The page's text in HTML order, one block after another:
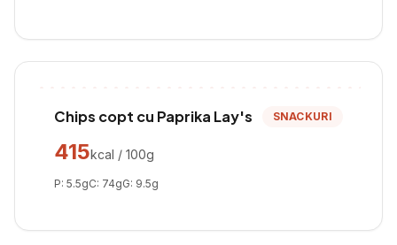
Chips copt cu Paprika Lay's SNACKURI
415kcal / 100g
P: 5.5gC: 74gG: 9.5g